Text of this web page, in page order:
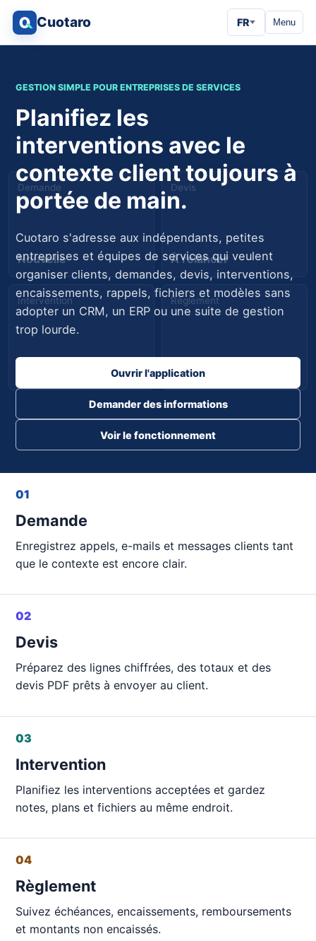
Cuotaro FR Menu
Demande
Nouvelle
Devis
À relancer
Intervention Règlement
À suivre
GESTION SIMPLE POUR ENTREPRISES DE SERVICES
Planifiez les
interventions avec le
contexte client toujours à
portée de main.
Cuotaro s'adresse aux indépendants, petites
entreprises et équipes de services qui veulent
organiser clients, demandes, devis, interventions,
encaissements, rappels, fichiers et modèles sans
adopter un CRM, un ERP ou une suite de gestion
trop lourde.
Ouvrir l'application
Demander des informations
Voir le fonctionnement
01
Demande
Enregistrez appels, e-mails et messages clients tant
que le contexte est encore clair.
02
Devis
Préparez des lignes chiffrées, des totaux et des
devis PDF prêts à envoyer au client.
03
Intervention
Planifiez les interventions acceptées et gardez
notes, plans et fichiers au même endroit.
04
Règlement
Suivez échéances, encaissements, remboursements
et montants non encaissés.